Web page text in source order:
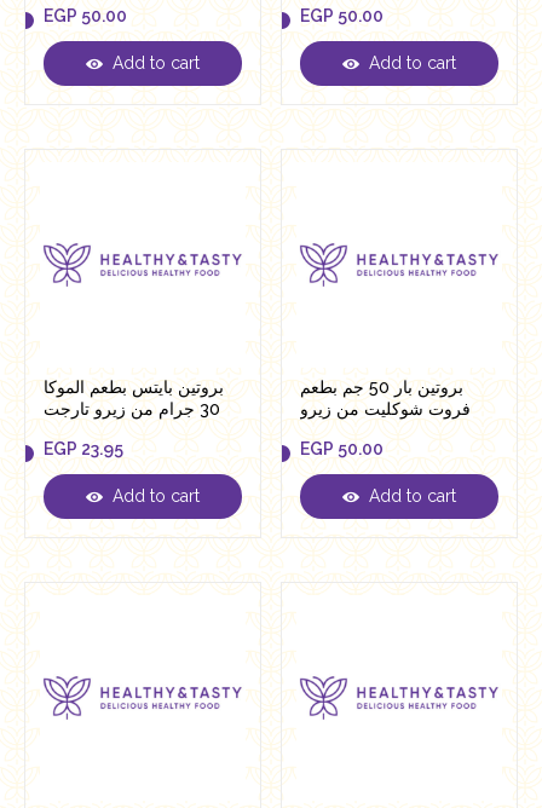
EGP 50.00
EGP 50.00
Add to cart EGP 50.00
EGP 50.00
Add to cart
بروتين بايتس بطعم الموكا
30 جرام من زيرو تارجت
EGP 23.95
EGP 23.95
Add to cart
بروتين بار 50 جم بطعم
فروت شوكليت من زيرو
EGP 50.00
EGP 50.00
Add to cart